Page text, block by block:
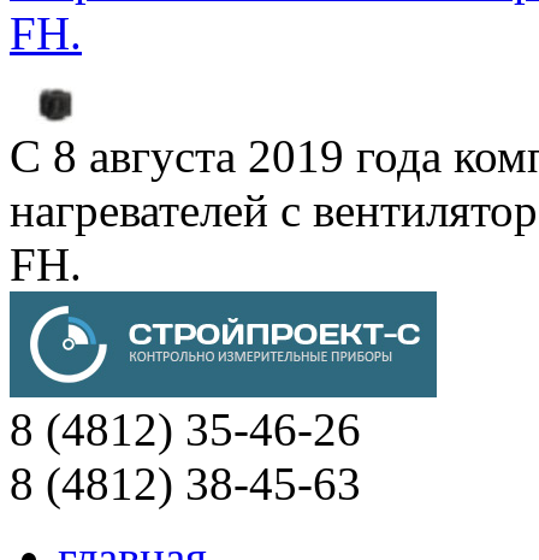
FH.
С 8 августа 2019 года
нагревателей с
FH.
8 (4812) 35-46-26
8 (4812) 38-45-63